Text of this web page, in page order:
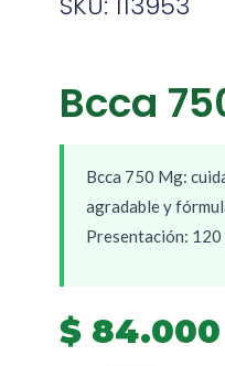
Bcca
Bcca 750 Mg:
agradable y
Presentación: 120
$84.000